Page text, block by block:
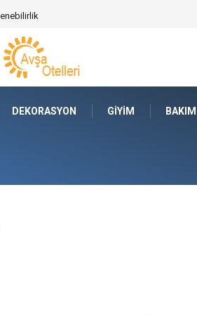
DEKORASYON GIYIM